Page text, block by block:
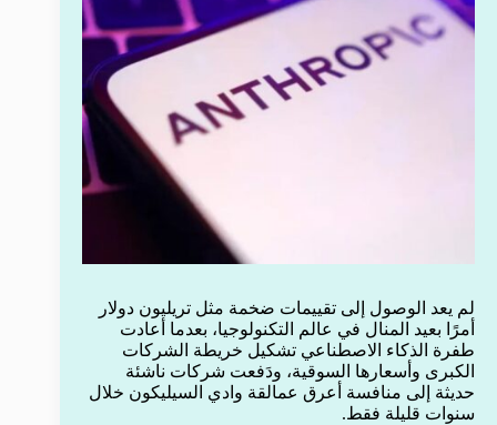
لم يعد الوصول إلى تقييمات ضخمة مثل تريليون دولار
أمرًا بعيد المنال في عالم التكنولوجيا، بعدما أعادت
طفرة الذكاء الاصطناعي تشكيل خريطة الشركات
الكبرى وأسعارها السوقية، ودَفعت شركات ناشئة
حديثة إلى منافسة أعرق عمالقة وادي السيليكون خلال
سنوات قليلة فقط.